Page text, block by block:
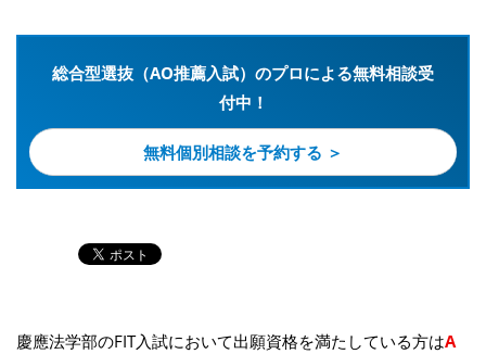
総合型選抜（AO推薦入試）のプロによる無料相談受
付中！
無料個別相談を予約する ＞
慶應法学部のFIT入試において出願資格を満たしている方はA